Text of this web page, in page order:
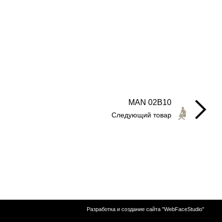
MAN 02B10
Следующий товар
Разработка и создание сайта "WebFaceStudio"